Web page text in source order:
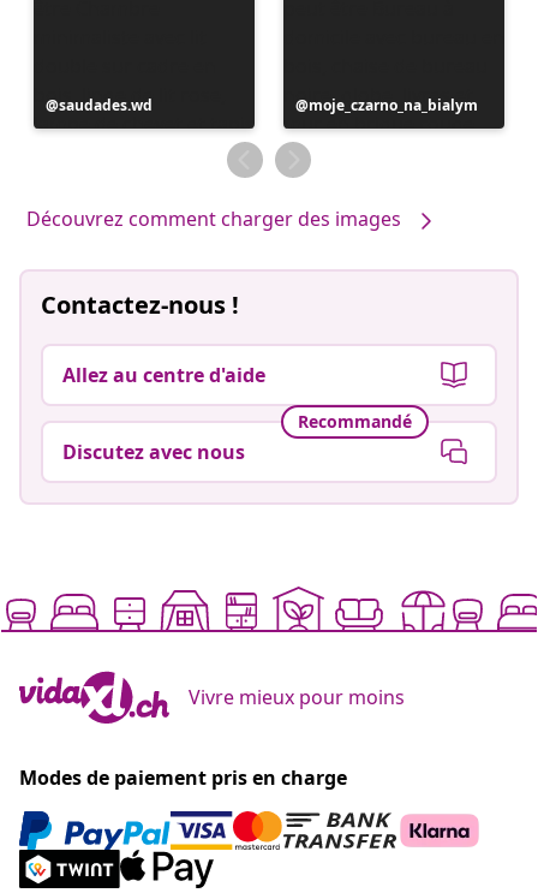
Publication
publiée
saudades.wd
Publication
publiée
par
moje_czarno_na_bialym
Découvrez comment charger des images
Contactez-nous !
Allez au centre d'aide
Recommandé
Discutez avec nous
Vivre mieux pour moins
Modes de paiement pris en charge